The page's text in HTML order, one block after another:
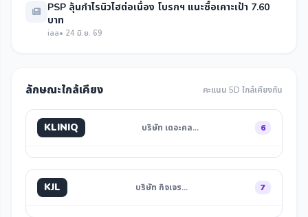
PSP ลุ้นกำไรนิวไฮต่อเนื่อง โบรกฯ แนะซื้อเคาะเป้า 7.60
บาท
iaa• 24 มิ.ย. 69
ลักษณะใกล้เคียง คะแนน 5D ใกล้เคียงกัน
KLINIQ บริษัท เดอะคล… 6
KJL บริษัท กิจเจร… 7